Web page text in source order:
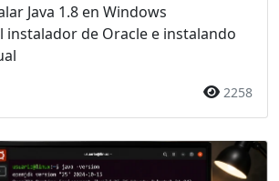
Java 1.8 en Windows
instalador de Oracle e instalando
2258